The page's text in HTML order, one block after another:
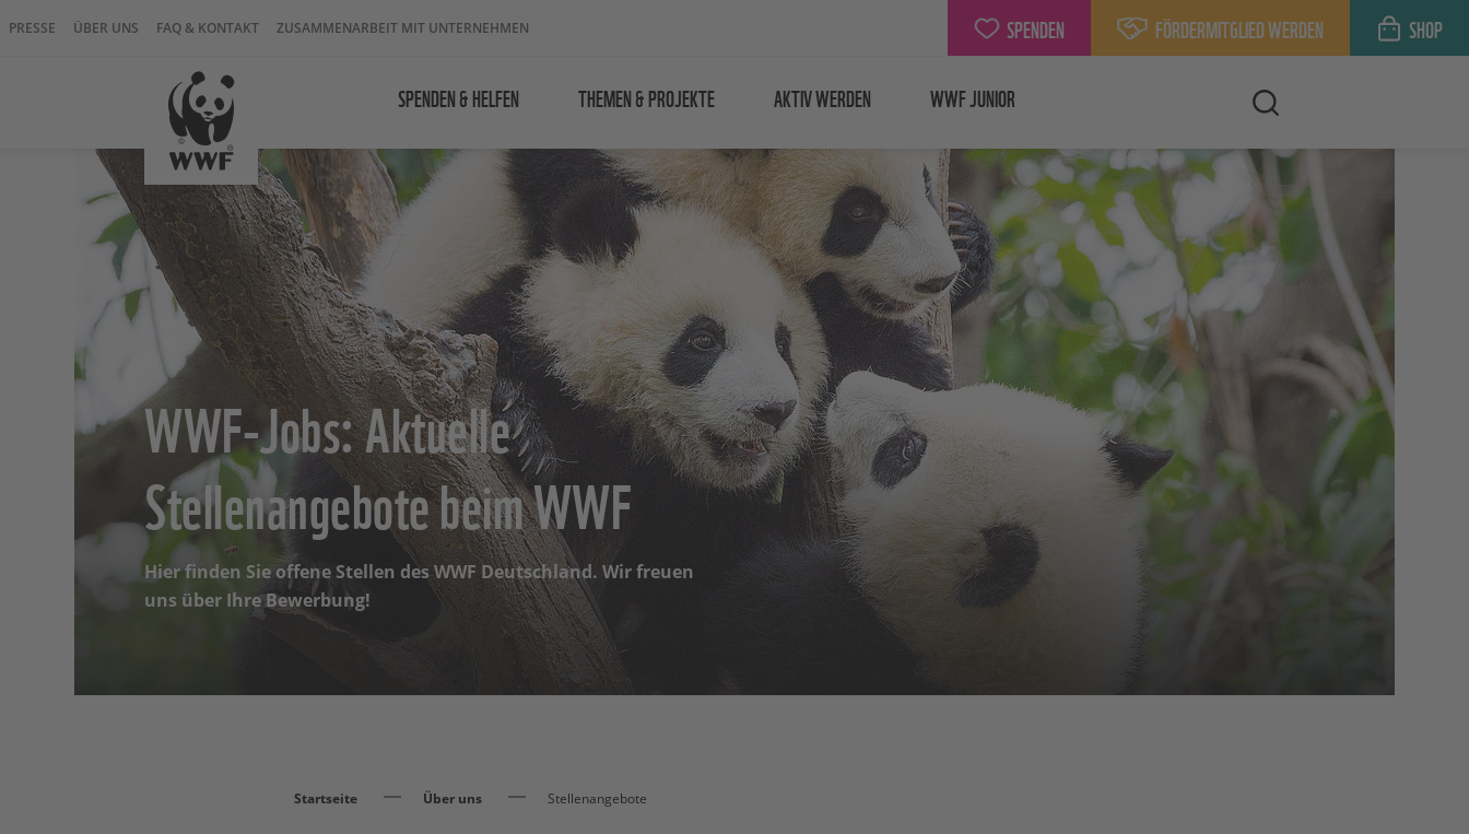
PRESSE ÜBER UNS FAQ & KONTAKT ZUSAMMENARBEIT MIT UNTERNEHMEN SPENDEN FÖRDERMITGLIED WERDEN SHOP
SPENDEN & HELFEN THEMEN & PROJEKTE AKTIV WERDEN WWF JUNIOR
WWF-Jobs: Aktuelle
Stellenangebote beim WWF
Hier finden Sie offene Stellen des WWF Deutschland. Wir freuen
uns über Ihre Bewerbung!
Startseite Über uns Stellenangebote